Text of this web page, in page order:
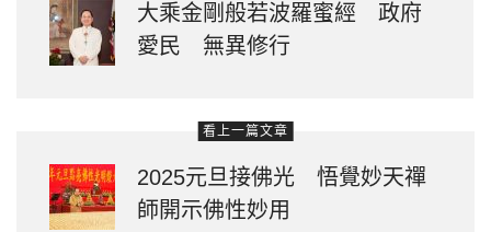
大乘金剛般若波羅蜜經 政府
愛民 無異修行
看上一篇文章
2025元旦接佛光 悟覺妙天禪
師開示佛性妙用